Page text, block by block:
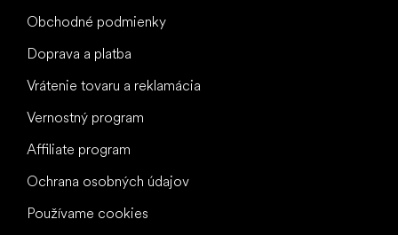
Obchodné podmienky
Doprava a platba
Vrátenie tovaru a reklamácia
Vernostný program
Affiliate program
Ochrana osobných údajov
Používame cookies